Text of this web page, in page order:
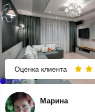
Оценка клиента
Марина